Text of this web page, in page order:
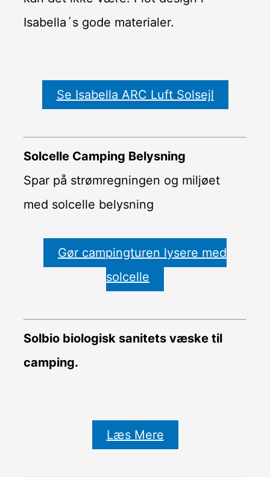
Isabella´s gode materialer.
Se Isabella ARC Luft Solsejl
Solcelle Camping Belysning
Spar på strømregningen og miljøet
med solcelle belysning
Gør campingturen lysere med
solcelle
Solbio biologisk sanitets væske til
camping.
Læs Mere